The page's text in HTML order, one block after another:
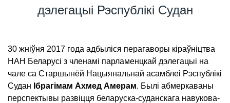
дэлегацыі Рэспублікі Судан
30 жніўня 2017 года адбыліся перагаворы кіраўніцтва
НАН Беларусі з членамі парламенцкай дэлегацыі на
чале са Старшынёй Нацыянальнай асамблеі Рэспублікі
Судан Ібрагімам Ахмед Амерам. Былі абмеркаваны
перспектывы развіцця беларуска-суданскага навукова-